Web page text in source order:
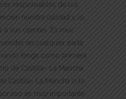
responsables de los
nuestra calidad y lo
a sus clientes. Es muy
en cualquier parte
tenga como primera
de Castilla– La Mancha
Castilla- La Mancha si lo
eso es muy importante